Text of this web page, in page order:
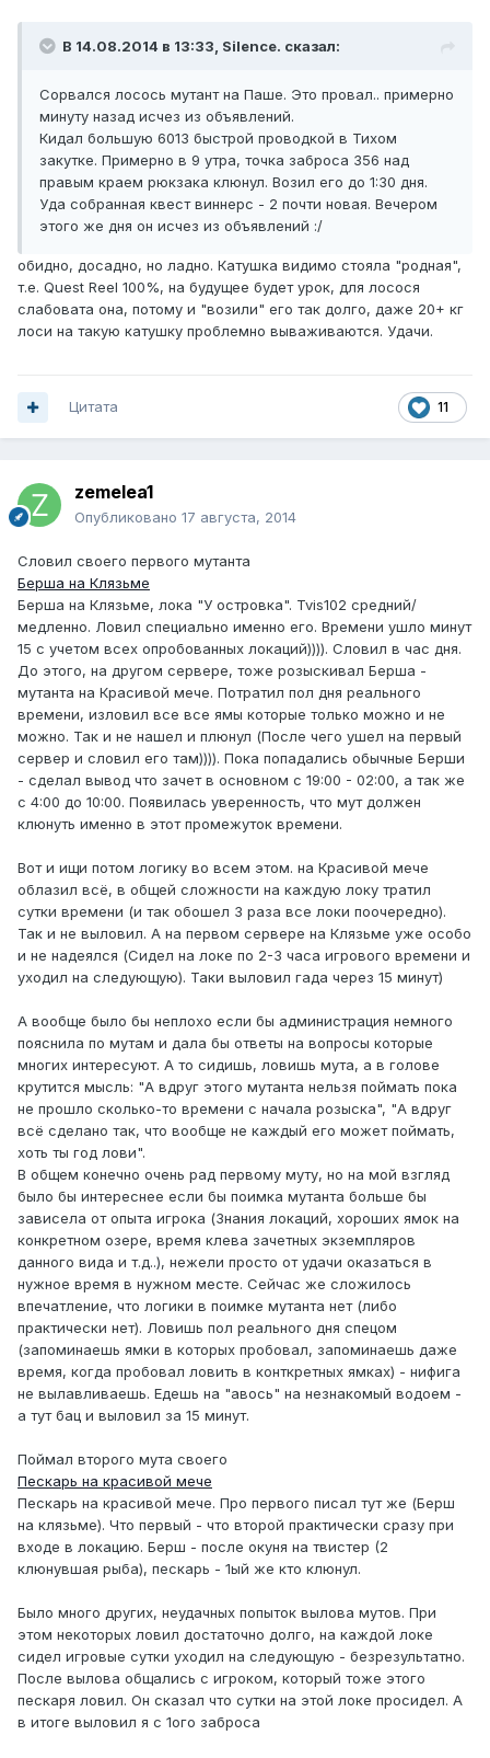
В 14.08.2014 в 13:33, Silence. сказал:
Сорвался лосось мутант на Паше. Это провал.. примерно
минуту назад исчез из объявлений.
Кидал большую 6013 быстрой проводкой в Тихом
закутке. Примерно в 9 утра, точка заброса 356 над
правым краем рюкзака клюнул. Возил его до 1:30 дня.
Уда собранная квест виннерс - 2 почти новая. Вечером
этого же дня он исчез из объявлений :/
обидно, досадно, но ладно. Катушка видимо стояла "родная",
т.е. Quest Reel 100%, на будущее будет урок, для лосося
слабовата она, потому и "возили" его так долго, даже 20+ кг
лоси на такую катушку проблемно вываживаются. Удачи.
11
Цитата
zemelea1
Опубликовано 17 августа, 2014
Словил своего первого мутанта
Берша на Клязьме
Берша на Клязьме, лока "У островка". Tvis102 средний/
медленно. Ловил специально именно его. Времени ушло минут
15 с учетом всех опробованных локаций)))). Словил в час дня.
До этого, на другом сервере, тоже розыскивал Берша -
мутанта на Красивой мече. Потратил пол дня реального
времени, изловил все все ямы которые только можно и не
можно. Так и не нашел и плюнул (После чего ушел на первый
сервер и словил его там)))). Пока попадались обычные Берши
- сделал вывод что зачет в основном с 19:00 - 02:00, а так же
с 4:00 до 10:00. Появилась уверенность, что мут должен
клюнуть именно в этот промежуток времени.
Вот и ищи потом логику во всем этом. на Красивой мече
облазил всё, в общей сложности на каждую локу тратил
сутки времени (и так обошел 3 раза все локи поочередно).
Так и не выловил. А на первом сервере на Клязьме уже особо
и не надеялся (Сидел на локе по 2-3 часа игрового времени и
уходил на следующую). Таки выловил гада через 15 минут)
А вообще было бы неплохо если бы администрация немного
пояснила по мутам и дала бы ответы на вопросы которые
многих интересуют. А то сидишь, ловишь мута, а в голове
крутится мысль: "А вдруг этого мутанта нельзя поймать пока
не прошло сколько-то времени с начала розыска", "А вдруг
всё сделано так, что вообще не каждый его может поймать,
хоть ты год лови".
В общем конечно очень рад первому муту, но на мой взгляд
было бы интереснее если бы поимка мутанта больше бы
зависела от опыта игрока (Знания локаций, хороших ямок на
конкретном озере, время клева зачетных экземпляров
данного вида и т.д..), нежели просто от удачи оказаться в
нужное время в нужном месте. Сейчас же сложилось
впечатление, что логики в поимке мутанта нет (либо
практически нет). Ловишь пол реального дня спецом
(запоминаешь ямки в которых пробовал, запоминаешь даже
время, когда пробовал ловить в конткретных ямках) - нифига
не вылавливаешь. Едешь на "авось" на незнакомый водоем -
а тут бац и выловил за 15 минут.
Поймал второго мута своего
Пескарь на красивой мече
Пескарь на красивой мече. Про первого писал тут же (Берш
на клязьме). Что первый - что второй практически сразу при
входе в локацию. Берш - после окуня на твистер (2
клюнувшая рыба), пескарь - 1ый же кто клюнул.
Было много других, неудачных попыток вылова мутов. При
этом некоторых ловил достаточно долго, на каждой локе
сидел игровые сутки уходил на следующую - безрезультатно.
После вылова общались с игроком, который тоже этого
пескаря ловил. Он сказал что сутки на этой локе просидел. А
в итоге выловил я с 1ого заброса